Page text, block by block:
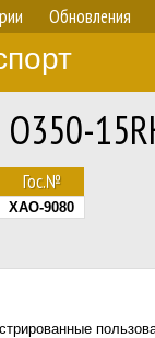
Обновления
O350-
Гос.№
XAO-9080